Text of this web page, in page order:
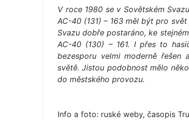
V roce 1980 se v Sovětském
AC-40 (131) – 163 měl být pro
Svazu dobře postaráno, ke
AC-40 (130) – 161. I přes to
bezesporu velmi moderně
světě. Jistou podobnost mělo
do městského provozu.
Info a foto: ruské weby, časopis